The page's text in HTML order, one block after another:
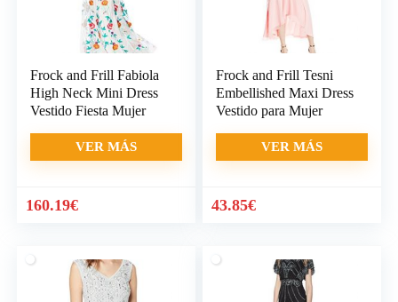
Frock and Frill Fabiola
High Neck Mini Dress
Vestido Fiesta Mujer
VER MÁS
160.19€
Frock and Frill Tesni
Embellished Maxi Dress
Vestido para Mujer
VER MÁS
43.85€